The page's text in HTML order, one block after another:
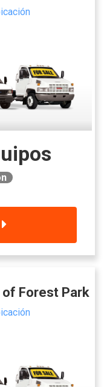
of Forest Park